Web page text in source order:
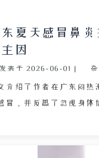
东夏天感冒鼻
因
发表于 2026-06-01 |
介绍了作者在广东闷热
冒，并反思了忽视身体
客、持续透支身体而